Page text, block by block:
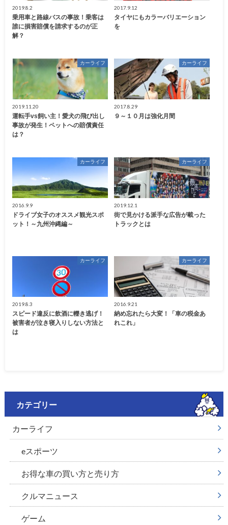
2019.8.2
乗用車と路線バスの事故！乗客は
誰に損害賠償を請求するのが正
解？
2017.9.12
タイヤにもカラーバリエーション
を
カーライフ
2019.11.20
運転手vs飼い主！愛犬の飛び出し
事故が発生！ペットへの賠償責任
は？
カーライフ
2017.8.29
９～１０月は強化月間
カーライフ
2016.9.9
ドライブ女子のオススメ観光スポ
ット！～九州沖縄編～
カーライフ
2019.12.1
街で見かける派手な広告が載った
トラックとは
カーライフ
2019.8.3
スピード違反に飲酒に轢き逃げ！
被害者が泣き寝入りしない方法と
は
カーライフ
2016.9.21
納め忘れたら大変！「車の税金あ
れこれ」
カテゴリー
カーライフ
eスポーツ
お得な車の買い方と売り方
クルマニュース
ゲーム